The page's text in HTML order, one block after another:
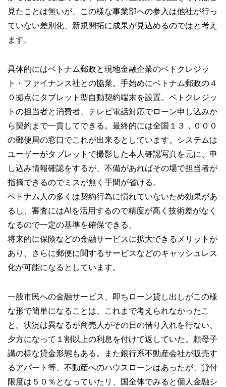
見たことは無いが、この様な事業部への参入は他社が行っ
ていない差別化、新規開拓に成果が見込めるのではと考え
ます。
具体的にはベトナム郵政と現地金融企業のベトクレジッ
ト・ファイナンス社との協業。手始めにベトナム郵政の４
０拠点にタブレット型自動契約端末を設置。ベトクレジッ
トの担当者と消費者、テレビ電話対応でローン申し込みか
ら契約まで一貫してできる。最終的には全国１３，０００
の郵便局の窓口でこれが出来るとしています。システムは
ユーザーがタブレットで撮影した本人確認写真を元に、申
し込み情報確認をするが、不備があればその場で担当者が
指摘できるのでミスが無く手間が省ける。
ベトナム人の多くは契約行為に慣れていないため効果があ
るし、審査にはAIを活用するので精度が高く技術差がなく
なるので一定の基準を確保できる。
将来的に保険などの金融サービスに拡大できるメリットが
あり、さらに郵便に関するサービスなどのキャッシュレス
化が可能になるとしています。
一般市民への金融サービス、即ちローン貸し出しがこの様
な形で簡単になることは、これまで考えられなかったこ
と。状況は異なるが商売人がその日の借り入れを行ない、
夕方になって１割以上の利息を付けて返していた。頼母子
講の様な貸金形態もある。また銀行系不動産会社が販売す
るアパート等、不動産へのハウスローンはあったが、貸付
限度は５０％となっていたリ、国全体でみると個人金融シ